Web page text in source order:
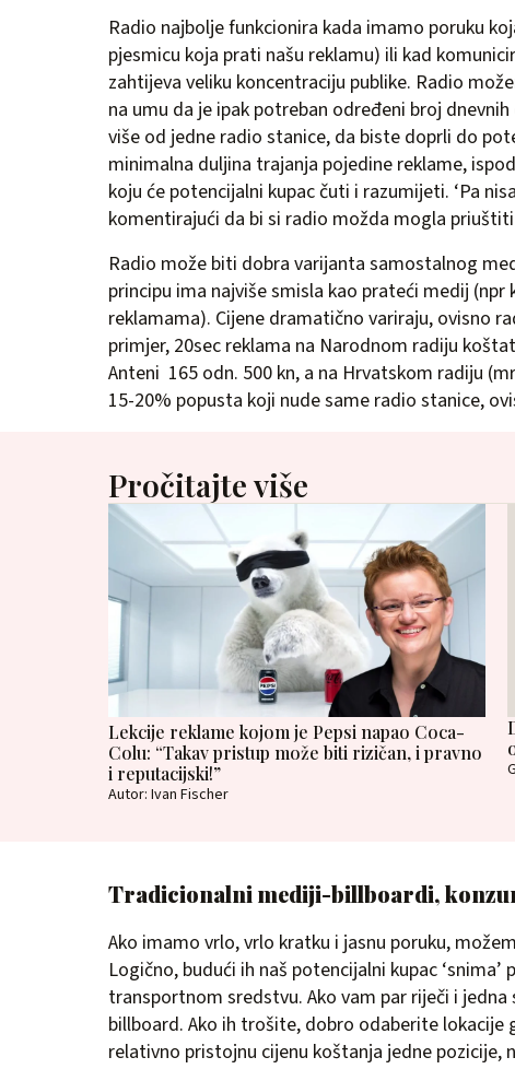
Radio najbolje funkcionira kada imamo poruku
pjesmicu koja prati našu reklamu) ili kad
zahtijeva veliku koncentraciju publike. Radio
na umu da je ipak potreban određeni broj
više od jedne radio stanice, da biste doprli do
minimalna duljina trajanja pojedine reklame,
koju će potencijalni kupac čuti i razumijeti. ‘Pa
komentirajući da bi si radio možda mogla
Radio može biti dobra varijanta samostalnog
principu ima najviše smisla kao prateći medij
reklamama). Cijene dramatično variraju, ovisno
primjer, 20sec reklama na Narodnom radiju
Anteni 165 odn. 500 kn, a na Hrvatskom radiju
15-20% popusta koji nude same radio stanice,
Pročitajte više
Lekcije reklame kojom je Pepsi napao Coca-
Colu: “Takav pristup može biti rizičan, i pravno
i reputacijski!”
Autor: Ivan Fischer
Tradicionalni mediji-billboardi,
Ako imamo vrlo, vrlo kratku i jasnu poruku,
Logično, budući ih naš potencijalni kupac
transportnom sredstvu. Ako vam par riječi i
billboard. Ako ih trošite, dobro odaberite lokacije
relativno pristojnu cijenu koštanja jedne pozicije,